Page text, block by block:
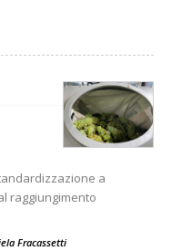
a
raggiungimento
Fracassetti